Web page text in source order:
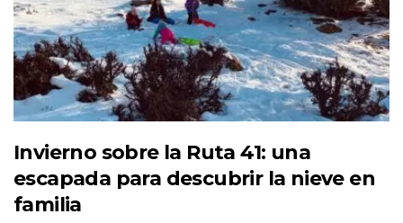
Invierno sobre la Ruta 41: una
escapada para descubrir la nieve en
familia